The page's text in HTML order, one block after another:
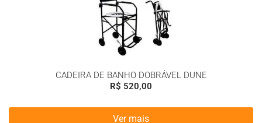
CADEIRA DE BANHO DOBRÁVEL DUNE
R$ 520,00
Ver mais